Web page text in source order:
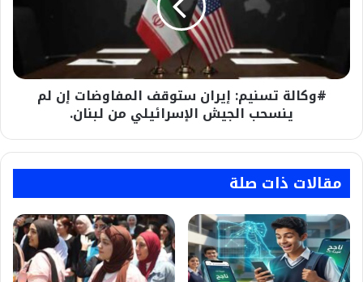
ينسحب
الجيش
الإسرائيلي#وكالة تسنيم: إيران ستوقف المفاوضات إن لم
ينسحب الجيش الإسرائيلي من لبنان.
مقالات ذات صلة